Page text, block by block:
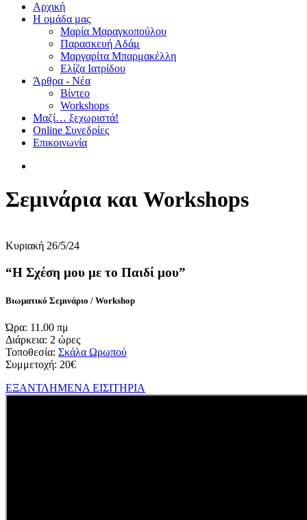
Αρχική
Η ομάδα μας
Μαρία Μαραγκοπούλου
Παρασκευή Αδάμ
Μαργαρίτα Μπαρμακέλλη
Ελίζα Ιατρίδου
Άρθρα - Νέα
Βίντεο
Workshops
Μαζί… ξεχωριστά!
Online Συνεδρίες
Επικοινωνία
Σεμινάρια και Workshops
Κυριακή 26/5/24
“Η Σχέση μου με το Παιδί μου”
Βιωματικό Σεμινάριο / Workshop
Ώρα: 11.00 πμ
Διάρκεια: 2 ώρες
Τοποθεσία: Σκάλα Ωρωπού
Συμμετοχή: 20€
ΕΞΑΝΤΛΗΜΕΝΑ ΕΙΣΙΤΗΡΙΑ